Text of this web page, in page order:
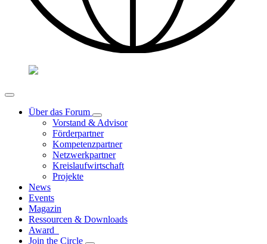
Über das Forum
Vorstand & Advisor
Förderpartner
Kompetenzpartner
Netzwerkpartner
Kreislaufwirtschaft
Projekte
News
Events
Magazin
Ressourcen & Downloads
Award
Join the Circle